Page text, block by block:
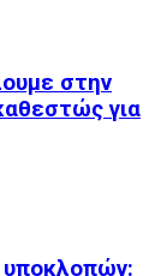
στην
για
υποκλοπών: